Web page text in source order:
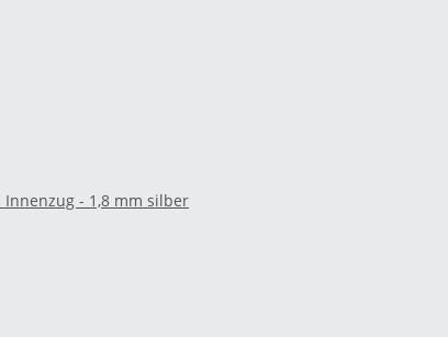
Innenzug - 1,8 mm silber